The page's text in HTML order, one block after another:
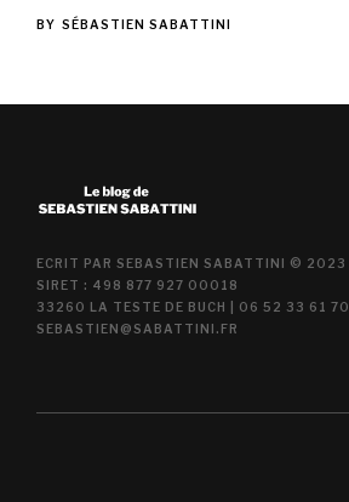
BY SÉBASTIEN SABATTINI
ECRIT PAR SEBASTIEN SABATTINI © 2023
SIRET : 498 877 927 00018
33260 LA TESTE DE BUCH | 06 52 33 61 70
SEBASTIEN@SABATTINI.FR